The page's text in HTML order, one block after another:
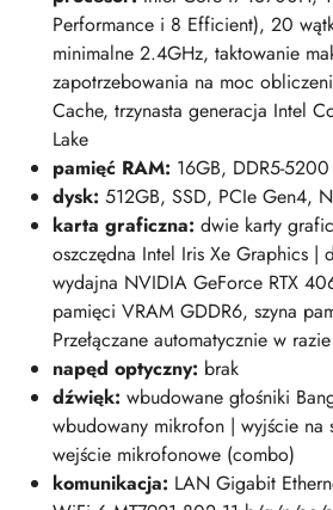
Performance i 8 Efficient), 20
minimalne 2.4GHz, taktowanie
zapotrzebowania na moc
Cache, trzynasta generacja Intel
Lake
pamięć RAM: 16GB, DDR5-
dysk: 512GB, SSD, PCIe Gen4,
karta graficzna: dwie karty
oszczędna Intel Iris Xe Graphics |
wydajna NVIDIA GeForce RTX
pamięci VRAM GDDR6, szyna
Przełączane automatycznie w
napęd optyczny: brak
dźwięk: wbudowane głośniki
wbudowany mikrofon | wyjście na
wejście mikrofonowe (combo)
komunikacja: LAN Gigabit